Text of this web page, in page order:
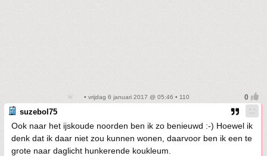
• vrijdag 6 januari 2017 @ 05:46 • 110
suzebol75
Ook naar het ijskoude noorden ben ik zo benieuwd :-) Hoewel ik
denk dat ik daar niet zou kunnen wonen, daarvoor ben ik een te
grote naar daglicht hunkerende koukleum.